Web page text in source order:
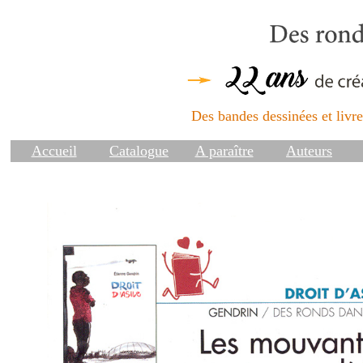
Des bandes dessinées et
Accueil Catalogue A paraître Auteurs